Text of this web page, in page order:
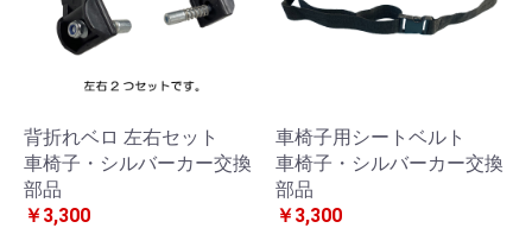
ン・
枕
背折れベロ 左右セット
車椅子・シルバーカー交換
部品
￥3,300
車椅子用シートベルト
車椅子・シルバーカー交換
部品
￥3,300